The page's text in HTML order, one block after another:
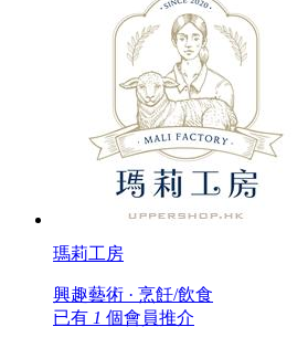
瑪莉工房
興趣藝術 · 烹飪/飲食
已有 1 個會員推介